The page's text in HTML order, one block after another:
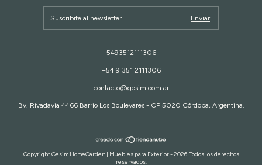
5493512111306
+54 9 351 2111306
contacto@gesim.com.ar
Bv. Rivadavia 4466 Barrio Los Boulevares - CP 5020 Córdoba, Argentina.
Copyright Gesim HomeGarden | Muebles para Exterior - 2026. Todos los derechos
reservados.